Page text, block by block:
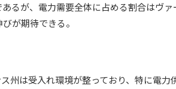
るが、電力需要全体に占める割合はヴァ
が期待できる。
州は受入れ環境が整っており、特に電力